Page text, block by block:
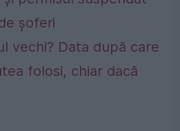
șoferi
vechi? Data după care
folosi, chiar dacă